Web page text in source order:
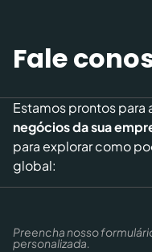
Fale
Estamos prontos para
negócios da sua
para explorar como
global:
Preencha nosso
personalizada.